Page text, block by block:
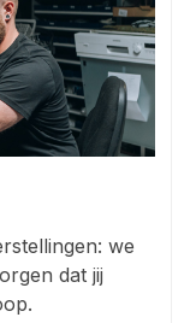
we
dat jij